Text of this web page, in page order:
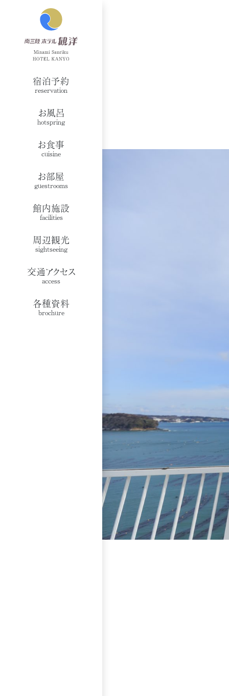
宿泊予約
reservation
お風呂
hotspring
お食事
cuisine
お部屋
guestrooms
館内施設
facilities
周辺観光
sightseeing
交通アクセス
access
各種資料
brochure